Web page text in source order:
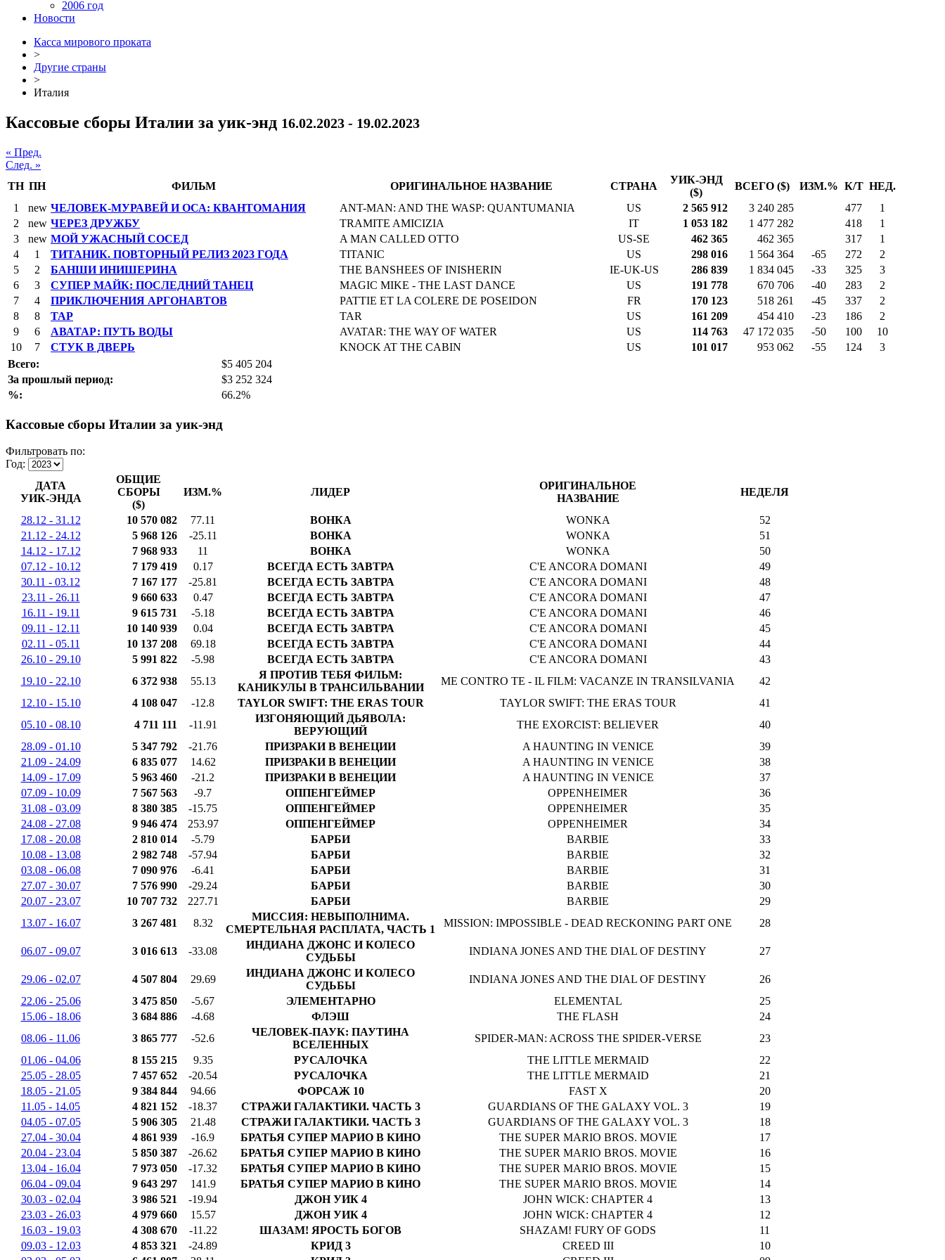
2006 год
Новости
Касса мирового проката
>
Другие страны
>
Италия
Кассовые сборы Италии за уик-энд 16.02.2023 - 19.02.2023
« Пред.
След. »
ТН ПН ФИЛЬМ ОРИГИНАЛЬНОЕ НАЗВАНИЕ СТРАНА
УИК-ЭНД
($)
ВСЕГО ($) ИЗМ.% К/Т НЕД.
1
new ЧЕЛОВЕК-МУРАВЕЙ И ОСА: КВАНТОМАНИЯ ANT-MAN: AND THE WASP: QUANTUMANIA US 2 565 912 3 240 285 477
1
2
new ЧЕРЕЗ ДРУЖБУ TRAMITE AMICIZIA IT 1 053 182 1 477 282 418
1
3
new МОЙ УЖАСНЫЙ СОСЕД A MAN CALLED OTTO US-SE 462 365 462 365 317
1
4
1 ТИТАНИК. ПОВТОРНЫЙ РЕЛИЗ 2023 ГОДА TITANIC US 298 016 1 564 364 -65 272
2
5
2 БАНШИ ИНИШЕРИНА THE BANSHEES OF INISHERIN IE-UK-US 286 839 1 834 045 -33 325
3
6
3 СУПЕР МАЙК: ПОСЛЕДНИЙ ТАНЕЦ MAGIC MIKE - THE LAST DANCE US 191 778 670 706 -40 283
2
7
4 ПРИКЛЮЧЕНИЯ АРГОНАВТОВ PATTIE ET LA COLERE DE POSEIDON FR 170 123 518 261 -45 337
2
8
8 ТАР TAR US 161 209 454 410 -23 186
2
9
6 АВАТАР: ПУТЬ ВОДЫ AVATAR: THE WAY OF WATER US 114 763 47 172 035 -50 100
10
10
7 СТУК В ДВЕРЬ KNOCK AT THE CABIN US 101 017 953 062 -55 124
3
Всего:
$5 405 204
За прошлый период:
$3 252 324
%:
66.2%
Кассовые сборы Италии за уик-энд
Фильтровать по:
Год:
ДАТА
УИК-ЭНДА
ОБЩИЕ
СБОРЫ
($)
ИЗМ.% ЛИДЕР
ОРИГИНАЛЬНОЕ
НАЗВАНИЕ
НЕДЕЛЯ
28.12 - 31.12 10 570 082 77.11 ВОНКА WONKA
52
21.12 - 24.12
5 968 126 -25.11 ВОНКА WONKA
51
14.12 - 17.12
7 968 933 11 ВОНКА WONKA
50
07.12 - 10.12
7 179 419 0.17 ВСЕГДА ЕСТЬ ЗАВТРА C'E ANCORA DOMANI
49
30.11 - 03.12
7 167 177 -25.81 ВСЕГДА ЕСТЬ ЗАВТРА C'E ANCORA DOMANI
48
23.11 - 26.11
9 660 633 0.47 ВСЕГДА ЕСТЬ ЗАВТРА C'E ANCORA DOMANI
47
16.11 - 19.11
9 615 731 -5.18 ВСЕГДА ЕСТЬ ЗАВТРА C'E ANCORA DOMANI
46
09.11 - 12.11
10 140 939 0.04 ВСЕГДА ЕСТЬ ЗАВТРА C'E ANCORA DOMANI
45
02.11 - 05.11
10 137 208 69.18 ВСЕГДА ЕСТЬ ЗАВТРА C'E ANCORA DOMANI
44
26.10 - 29.10
5 991 822 -5.98 ВСЕГДА ЕСТЬ ЗАВТРА C'E ANCORA DOMANI
43
19.10 - 22.10
6 372 938 55.13
Я ПРОТИВ ТЕБЯ ФИЛЬМ:
КАНИКУЛЫ В ТРАНСИЛЬВАНИИ
ME CONTRO TE - IL FILM: VACANZE IN TRANSILVANIA
42
12.10 - 15.10
4 108 047 -12.8 TAYLOR SWIFT: THE ERAS TOUR TAYLOR SWIFT: THE ERAS TOUR
41
05.10 - 08.10
4 711 111 -11.91
ИЗГОНЯЮЩИЙ ДЬЯВОЛА:
ВЕРУЮЩИЙ
THE EXORCIST: BELIEVER
40
28.09 - 01.10
5 347 792 -21.76 ПРИЗРАКИ В ВЕНЕЦИИ A HAUNTING IN VENICE
39
21.09 - 24.09
6 835 077 14.62 ПРИЗРАКИ В ВЕНЕЦИИ A HAUNTING IN VENICE
38
14.09 - 17.09
5 963 460 -21.2 ПРИЗРАКИ В ВЕНЕЦИИ A HAUNTING IN VENICE
37
07.09 - 10.09
7 567 563 -9.7 ОППЕНГЕЙМЕР OPPENHEIMER
36
31.08 - 03.09
8 380 385 -15.75 ОППЕНГЕЙМЕР OPPENHEIMER
35
24.08 - 27.08
9 946 474 253.97 ОППЕНГЕЙМЕР OPPENHEIMER
34
17.08 - 20.08
2 810 014 -5.79 БАРБИ BARBIE
33
10.08 - 13.08
2 982 748 -57.94 БАРБИ BARBIE
32
03.08 - 06.08
7 090 976 -6.41 БАРБИ BARBIE
31
27.07 - 30.07
7 576 990 -29.24 БАРБИ BARBIE
30
20.07 - 23.07
10 707 732 227.71 БАРБИ BARBIE
29
13.07 - 16.07
3 267 481 8.32
МИССИЯ: НЕВЫПОЛНИМА.
СМЕРТЕЛЬНАЯ РАСПЛАТА, ЧАСТЬ 1
MISSION: IMPOSSIBLE - DEAD RECKONING PART ONE 28
06.07 - 09.07 3 016 613 -33.08
ИНДИАНА ДЖОНС И КОЛЕСО
СУДЬБЫ
INDIANA JONES AND THE DIAL OF DESTINY 27
29.06 - 02.07 4 507 804 29.69
ИНДИАНА ДЖОНС И КОЛЕСО
СУДЬБЫ
INDIANA JONES AND THE DIAL OF DESTINY
26
22.06 - 25.06
3 475 850 -5.67 ЭЛЕМЕНТАРНО ELEMENTAL
25
15.06 - 18.06
3 684 886 -4.68 ФЛЭШ THE FLASH
24
08.06 - 11.06
3 865 777 -52.6
ЧЕЛОВЕК-ПАУК: ПАУТИНА
ВСЕЛЕННЫХ
SPIDER-MAN: ACROSS THE SPIDER-VERSE
23
01.06 - 04.06
8 155 215 9.35 РУСАЛОЧКА THE LITTLE MERMAID
22
25.05 - 28.05
7 457 652 -20.54 РУСАЛОЧКА THE LITTLE MERMAID
21
18.05 - 21.05
9 384 844 94.66 ФОРСАЖ 10 FAST X
20
11.05 - 14.05
4 821 152 -18.37 СТРАЖИ ГАЛАКТИКИ. ЧАСТЬ 3 GUARDIANS OF THE GALAXY VOL. 3
19
04.05 - 07.05
5 906 305 21.48 СТРАЖИ ГАЛАКТИКИ. ЧАСТЬ 3 GUARDIANS OF THE GALAXY VOL. 3
18
27.04 - 30.04
4 861 939 -16.9 БРАТЬЯ СУПЕР МАРИО В КИНО THE SUPER MARIO BROS. MOVIE
17
20.04 - 23.04
5 850 387 -26.62 БРАТЬЯ СУПЕР МАРИО В КИНО THE SUPER MARIO BROS. MOVIE
16
13.04 - 16.04
7 973 050 -17.32 БРАТЬЯ СУПЕР МАРИО В КИНО THE SUPER MARIO BROS. MOVIE
15
06.04 - 09.04
9 643 297 141.9 БРАТЬЯ СУПЕР МАРИО В КИНО THE SUPER MARIO BROS. MOVIE
14
30.03 - 02.04
3 986 521 -19.94 ДЖОН УИК 4 JOHN WICK: CHAPTER 4
13
23.03 - 26.03
4 979 660 15.57 ДЖОН УИК 4 JOHN WICK: CHAPTER 4
12
16.03 - 19.03
4 308 670 -11.22 ШАЗАМ! ЯРОСТЬ БОГОВ SHAZAM! FURY OF GODS
11
09.03 - 12.03
4 853 321 -24.89 КРИД 3 CREED III
10